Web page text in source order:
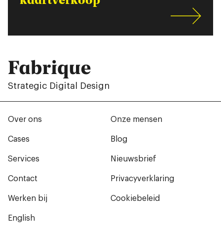
Fabrique
Strategic Digital Design
Over ons
Cases
Services
Onze mensen
Blog
Nieuwsbrief
Contact
Werken bij
English
Privacyverklaring
Cookiebeleid